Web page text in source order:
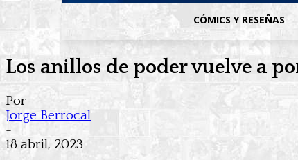
CÓMICS Y RESEÑAS
Los anillos de poder vuelve a
Por
Jorge Berrocal
-
18 abril, 2023